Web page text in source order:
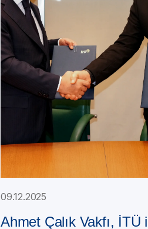
09.12.2025
Ahmet Çalık Vakfı, İTÜ